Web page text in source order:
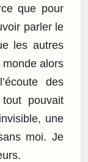
que pour
parler le
les autres
alors
des
pouvait
une
moi. Je